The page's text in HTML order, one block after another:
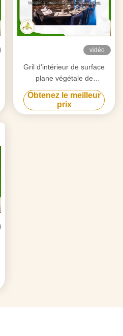
vidéo
Gril d'intérieur de surface
plane végétale de
mollusques et crustacés
avec le système
d'épuisement/purification
Obtenez le meilleur
prix